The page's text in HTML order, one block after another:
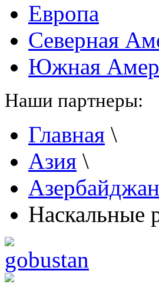
Европа
Северная
Южная
Наши партнеры:
Главная \
Азия \
Азербайджан
Наскальные